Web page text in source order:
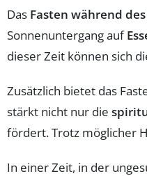
Das Fasten während
Sonnenuntergang auf
dieser Zeit können sich
Zusätzlich bietet das
stärkt nicht nur die
fördert. Trotz möglicher
In einer Zeit, in der